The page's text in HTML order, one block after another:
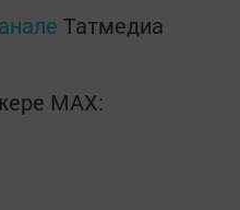
Татмедиа
MАХ: